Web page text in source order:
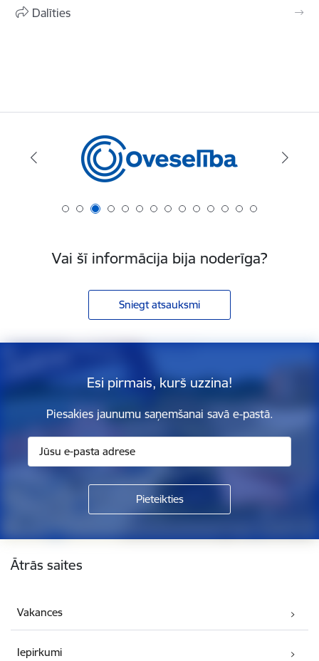
Dalīties
Vai šī informācija bija noderīga?
Sniegt atsauksmi
Esi pirmais, kurš uzzina!
Piesakies jaunumu saņemšanai savā e-pastā.
Ātrās saites
Vakances
Iepirkumi